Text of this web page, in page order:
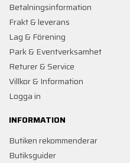
Betalningsinformation
Frakt & leverans
Lag & Förening
Park & Eventverksamhet
Returer & Service
Villkor & Information
Logga in
INFORMATION
Butiken rekommenderar
Butiksguider